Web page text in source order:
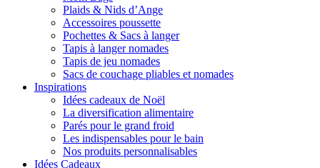
Plaids & Nids d’Ange
Accessoires poussette
Pochettes & Sacs à langer
Tapis à langer nomades
Tapis de jeu nomades
Sacs de couchage pliables et nomades
Inspirations
Idées cadeaux de Noël
La diversification alimentaire
Parés pour le grand froid
Les indispensables pour le bain
Nos produits personnalisables
Idées Cadeaux